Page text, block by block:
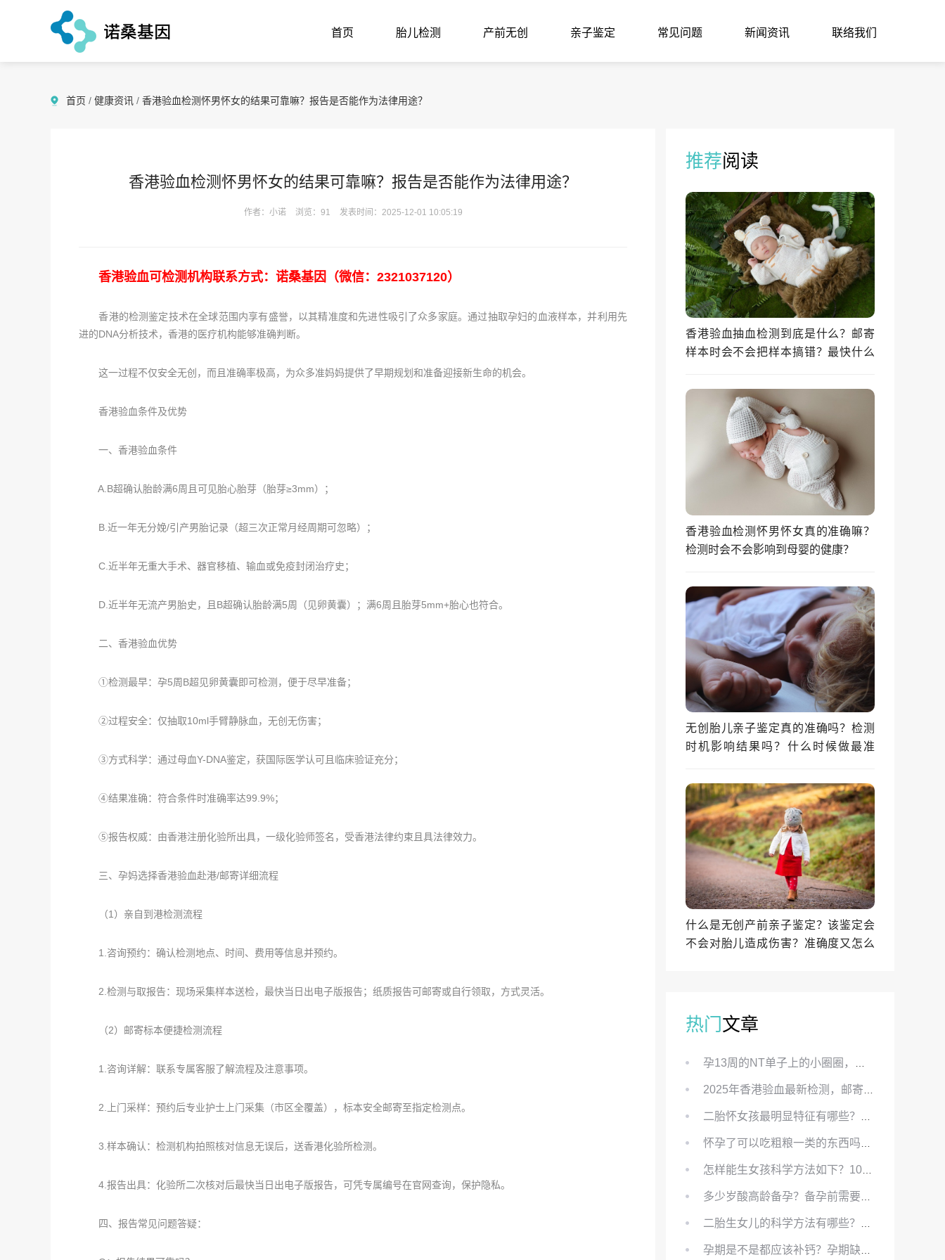
首页 胎儿检测 产前无创 亲子鉴定 常见问题 新闻资讯 联络我们
首页 / 健康资讯 / 香港验血检测怀男怀女的结果可靠嘛？报告是否能作为法律用途？
香港验血检测怀男怀女的结果可靠嘛？报告是否能作为法律用途？
作者：小诺 浏览：91 发表时间：2025-12-01 10:05:19
香港验血可检测机构联系方式：诺桑基因（微信：2321037120）
香港的检测鉴定技术在全球范围内享有盛誉，以其精准度和先进性吸引了众多家庭。通过抽取孕妇的血液样本，并利用先
进的DNA分析技术，香港的医疗机构能够准确判断。
这一过程不仅安全无创，而且准确率极高，为众多准妈妈提供了早期规划和准备迎接新生命的机会。
香港验血条件及优势
一、香港验血条件
A.B超确认胎龄满6周且可见胎心胎芽（胎芽≥3mm）；
B.近一年无分娩/引产男胎记录（超三次正常月经周期可忽略）；
C.近半年无重大手术、器官移植、输血或免疫封闭治疗史；
D.近半年无流产男胎史，且B超确认胎龄满5周（见卵黄囊）；满6周且胎芽5mm+胎心也符合。
二、香港验血优势
①检测最早：孕5周B超见卵黄囊即可检测，便于尽早准备；
②过程安全：仅抽取10ml手臂静脉血，无创无伤害；
③方式科学：通过母血Y-DNA鉴定，获国际医学认可且临床验证充分；
④结果准确：符合条件时准确率达99.9%；
⑤报告权威：由香港注册化验所出具，一级化验师签名，受香港法律约束且具法律效力。
三、孕妈选择香港验血赴港/邮寄详细流程
（1）亲自到港检测流程
1.咨询预约：确认检测地点、时间、费用等信息并预约。
2.检测与取报告：现场采集样本送检，最快当日出电子版报告；纸质报告可邮寄或自行领取，方式灵活。
（2）邮寄标本便捷检测流程
1.咨询详解：联系专属客服了解流程及注意事项。
2.上门采样：预约后专业护士上门采集（市区全覆盖），标本安全邮寄至指定检测点。
3.样本确认：检测机构拍照核对信息无误后，送香港化验所检测。
4.报告出具：化验所二次核对后最快当日出电子版报告，可凭专属编号在官网查询，保护隐私。
四、报告常见问题答疑：
推荐阅读
香港验血抽血检测到底是什么？邮寄
样本时会不会把样本搞错？最快什么
香港验血检测怀男怀女真的准确嘛？
检测时会不会影响到母婴的健康？
无创胎儿亲子鉴定真的准确吗？检测
时机影响结果吗？什么时候做最准
什么是无创产前亲子鉴定？该鉴定会
不会对胎儿造成伤害？准确度又怎么
热门文章